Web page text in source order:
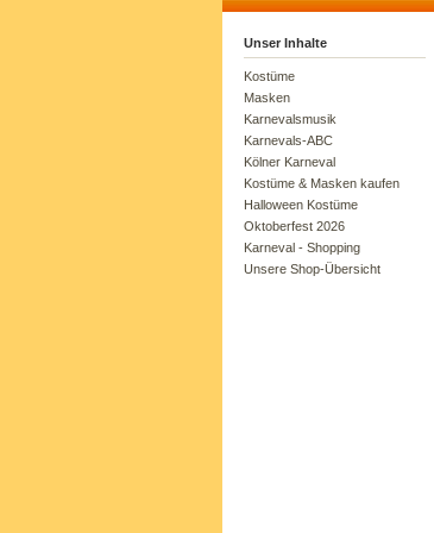
Unser Inhalte
Kostüme
Masken
Karnevalsmusik
Karnevals-ABC
Kölner Karneval
Kostüme & Masken kaufen
Halloween Kostüme
Oktoberfest 2026
Karneval - Shopping
Unsere Shop-Übersicht